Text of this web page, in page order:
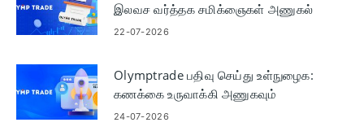
இலவச வர்த்தக சமிக்ஞைகள் அணுகல்
22-07-2026
Olymptrade பதிவு செய்து உள்நுழைக:
கணக்கை உருவாக்கி அணுகவும்
24-07-2026